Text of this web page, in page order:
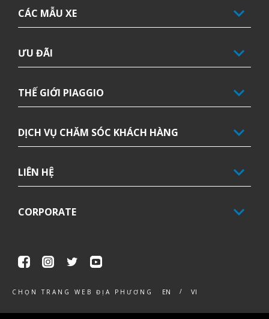
CÁC MẪU XE
ƯU ĐÃI
THẾ GIỚI PIAGGIO
DỊCH VỤ CHĂM SÓC KHÁCH HÀNG
LIÊN HỆ
CORPORATE
FacebookInstagram
Twitter
CHỌN TRANG WEB ĐỊA PHƯƠNG EN VI